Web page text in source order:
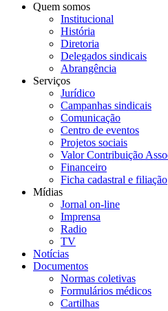
Quem somos
Institucional
História
Diretoria
Delegados sindicais
Abrangência
Serviços
Jurídico
Campanhas sindicais
Comunicação
Centro de eventos
Projetos sociais
Valor Contribuição
Financeiro
Ficha cadastral e filiação
Mídias
Jornal on-line
Imprensa
Radio
TV
Notícias
Documentos
Normas coletivas
Formulários médicos
Cartilhas